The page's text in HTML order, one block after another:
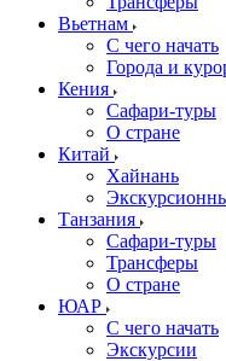
Вьетнам
С чего начать
Города и
Кения
Сафари-туры
О стране
Китай
Хайнань
Танзания
Сафари-туры
Трансферы
О стране
ЮАР
С чего начать
Экскурсии